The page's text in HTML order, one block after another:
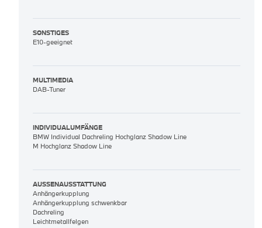
SONSTIGES
E10-geeignet
MULTIMEDIA
DAB-Tuner
INDIVIDUALUMFÄNGE
BMW Individual Dachreling Hochglanz Shadow Line
M Hochglanz Shadow Line
AUSSENAUSSTATTUNG
Anhängerkupplung
Anhängerkupplung schwenkbar
Dachreling
Leichtmetallfelgen